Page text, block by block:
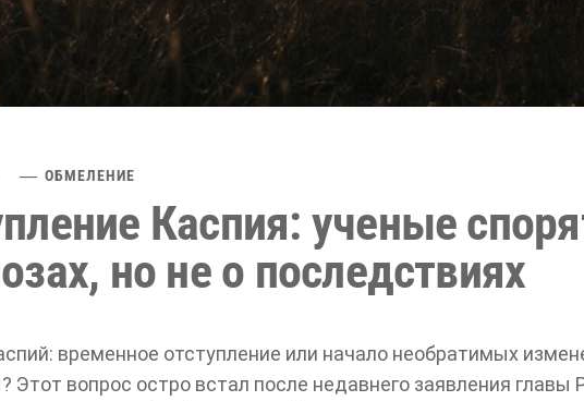
ОБМЕЛЕНИЕ
Каспия: ученые
но не о последствиях
временное отступление или начало необратимых
Этот вопрос остро встал после недавнего заявления главы